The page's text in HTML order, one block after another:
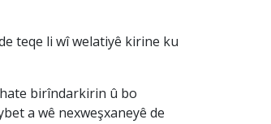
teqe li wî welatiyê kirine ku
hate birîndarkirin û bo
a wê nexweşxaneyê de